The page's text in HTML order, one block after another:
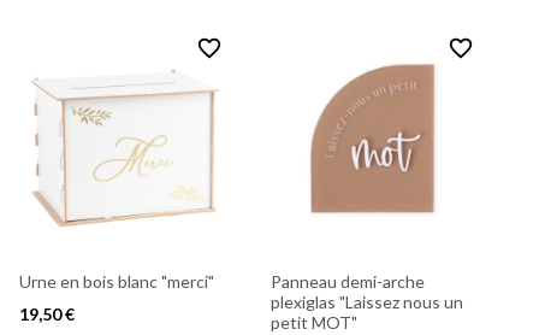
favorite_border
Urne en bois blanc "merci"
19,50 €
favorite_border
Panneau demi-arche
plexiglas "Laissez nous un
petit MOT"